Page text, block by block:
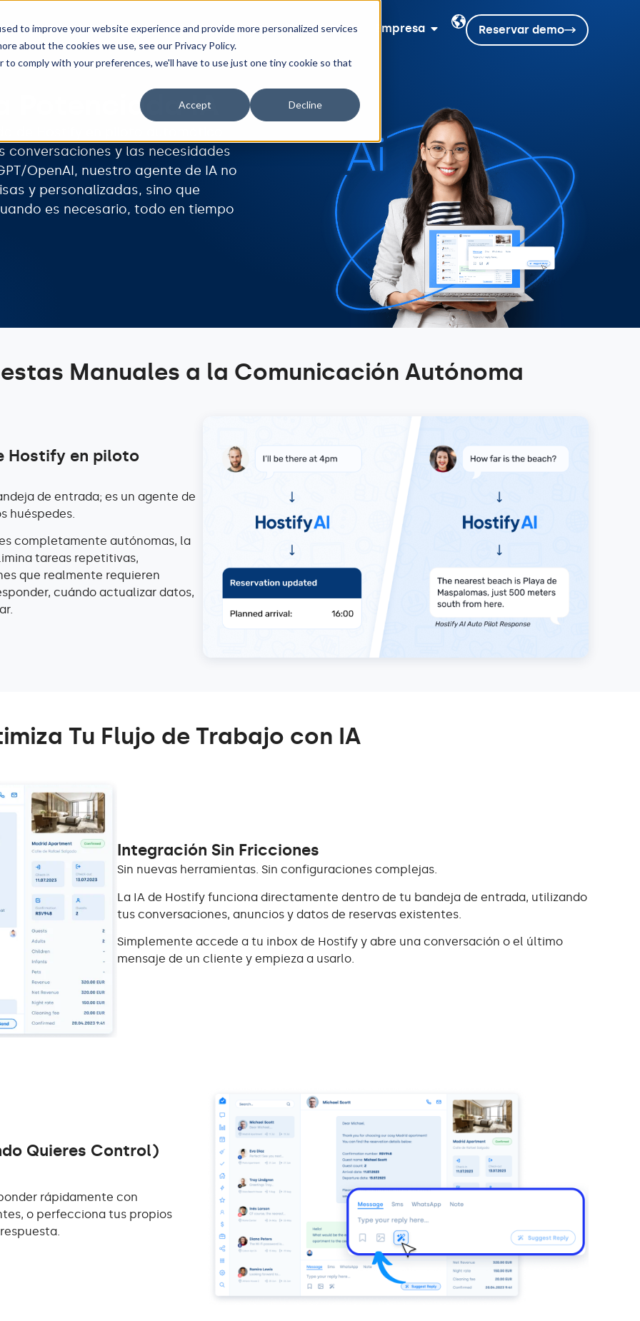
to improve your website experience and provide more personalized services
about the cookies we use, see our Privacy Policy.
comply with your preferences, we'll have to use just one tiny cookie so that
Accept Decline
Herramientas Integraciones Precios Recursos Empresa Reservar demo
Potenciada IA
y las necesidades
OpenAI, nuestro agente de IA no
y personalizadas, sino que
es necesario, todo en tiempo
Manuales a la Comunicación Autónoma
Hostify en piloto
de entrada; es un agente de
huéspedes.
completamente autónomas, la
tareas repetitivas,
que realmente requieren
cuándo actualizar datos,
Tu Flujo de Trabajo con IA
Integración Sin Fricciones
Sin nuevas herramientas. Sin configuraciones complejas.
La IA de Hostify funciona directamente dentro de tu bandeja de entrada, utilizando
tus conversaciones, anuncios y datos de reservas existentes.
Simplemente accede a tu inbox de Hostify y abre una conversación o el último
mensaje de un cliente y empieza a usarlo.
Quieres Control)
rápidamente con
o perfecciona tus propios